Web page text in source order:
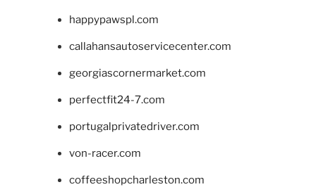
happypawspl.com
callahansautoservicecenter.com
georgiascornermarket.com
perfectfit24-7.com
portugalprivatedriver.com
von-racer.com
coffeeshopcharleston.com